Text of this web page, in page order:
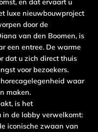
luxe nieuwbouwproject
door de
van den Boomen, is
een entree. De warme
dat u zich direct thuis
voor bezoekers.
waar
maken.
is het
de lobby verwelkomt:
iconische zwaan van